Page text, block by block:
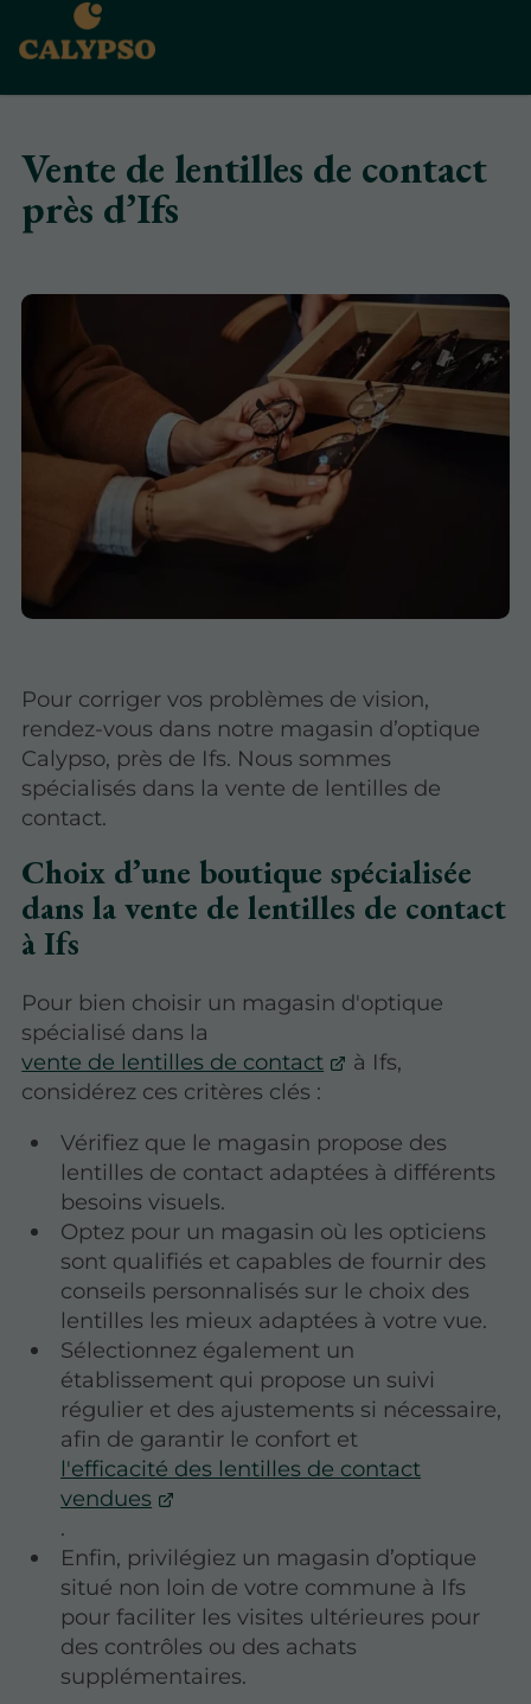
Vente de lentilles de contact
près d’Ifs
Pour corriger vos problèmes de vision,
rendez-vous dans notre magasin d’optique
Calypso, près de Ifs. Nous sommes
spécialisés dans la vente de lentilles de
contact.
Choix d’une boutique spécialisée
dans la vente de lentilles de contact
à Ifs
Pour bien choisir un magasin d'optique
spécialisé dans la
vente de lentilles de contact
à Ifs,
considérez ces critères clés :
Vérifiez que le magasin propose des
lentilles de contact adaptées à différents
besoins visuels.
Optez pour un magasin où les opticiens
sont qualifiés et capables de fournir des
conseils personnalisés sur le choix des
lentilles les mieux adaptées à votre vue.
Sélectionnez également un
établissement qui propose un suivi
régulier et des ajustements si nécessaire,
afin de garantir le confort et
l'efficacité des lentilles de contact
vendues
.
Enfin, privilégiez un magasin d’optique
situé non loin de votre commune à Ifs
pour faciliter les visites ultérieures pour
des contrôles ou des achats
supplémentaires.